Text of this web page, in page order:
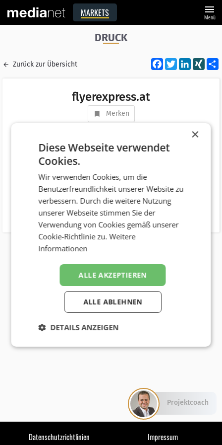
MARKETS menu
Menü
DRUCK
Zurück zur Übersicht Facebook
Twitter XING
flyerexpress.at
Merken
AT 4060 Leonding
Telefonnummer +43 (732) 81361318
Website http://www.flyerexpress.at
Datenschutzrichtlinien Impressum
×
Diese Webseite verwendet
Cookies.
Wir verwenden Cookies, um die
Benutzerfreundlichkeit unserer Website zu
verbessern. Durch die weitere Nutzung
unserer Webseite stimmen Sie der
Verwendung von Cookies gemäß unserer
Cookie-Richtlinie zu.Weitere
Informationen
ALLE AKZEPTIEREN
ALLE ABLEHNEN
DETAILS ANZEIGEN
Projektcoach